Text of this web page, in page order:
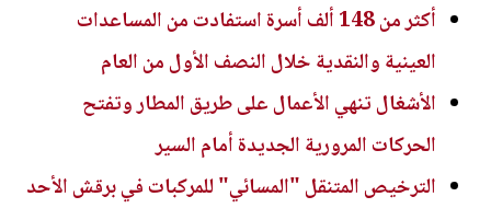
أكثر من 148 ألف أسرة استفادت من المساعدات
العينية والنقدية خلال النصف الأول من العام
الأشغال تنهي الأعمال على طريق المطار وتفتح
الحركات المرورية الجديدة أمام السير
الترخيص المتنقل "المسائي" للمركبات في برقش الأحد